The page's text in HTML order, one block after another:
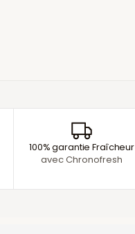
100% garantie Fraîcheur
avec Chronofresh